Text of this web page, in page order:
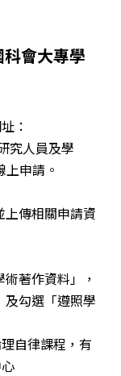
科會大專學
：
究人員及學
上申請。
傳相關申請資
著作資料」，
及勾選「遵照學
自律課程，有